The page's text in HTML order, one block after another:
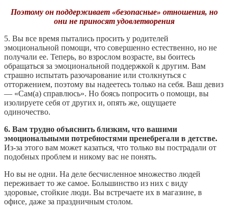
Поэтому он поддерживает «безопасные» отношения, но
они не приносят удовлетворения
5. Вы все время пытались просить у родителей
эмоциональной помощи, что совершенно естественно, но не
получали ее. Теперь, во взрослом возрасте, вы боитесь
обращаться за эмоциональной поддержкой к другим. Вам
страшно испытать разочарование или столкнуться с
отторжением, поэтому вы надеетесь только на себя. Ваш девиз
— «Сам(а) справлюсь». Но боясь попросить о помощи, вы
изолируете себя от других и, опять же, ощущаете
одиночество.
6. Вам трудно объяснить близким, что вашими
эмоциональными потребностями пренебрегали в детстве.
Из-за этого вам может казаться, что только вы пострадали от
подобных проблем и никому вас не понять.
Но вы не одни. На деле бесчисленное множество людей
переживает то же самое. Большинство из них с виду
здоровые, стойкие люди. Вы встречаете их в магазине, в
офисе, даже за праздничным столом.